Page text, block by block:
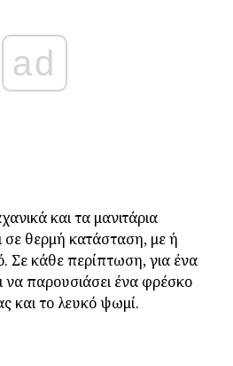
ad
και τα μανιτάρια
σε θερμή κατάσταση, με ή
Σε κάθε περίπτωση, για ένα
να παρουσιάσει ένα φρέσκο
και το λευκό ψωμί.